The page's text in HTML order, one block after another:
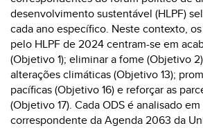
desenvolvimento sustentável (HLPF)
cada ano específico. Neste contexto,
pelo HLPF de 2024 centram-se em
(Objetivo 1); eliminar a fome (Objetivo
alterações climáticas (Objetivo 13);
pacíficas (Objetivo 16) e reforçar as
(Objetivo 17). Cada ODS é analisado
correspondente da Agenda 2063 da